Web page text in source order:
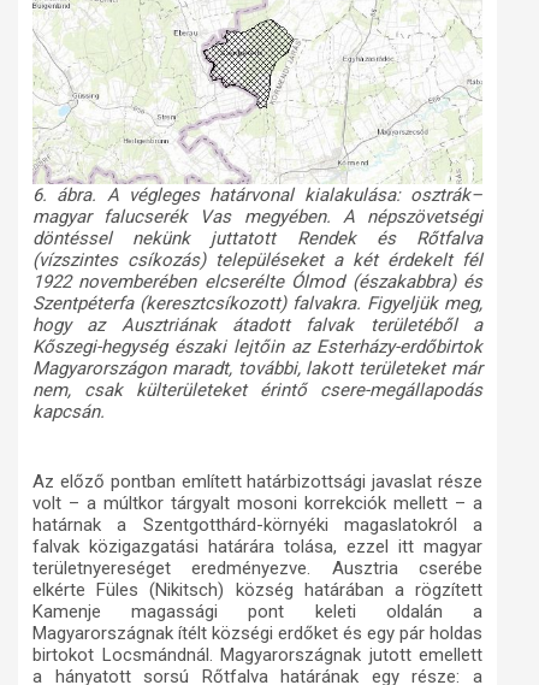
6. ábra. A végleges határvonal kialakulása: osztrák–
magyar falucserék Vas megyében. A népszövetségi
döntéssel nekünk juttatott Rendek és Rőtfalva
(vízszintes csíkozás) településeket a két érdekelt fél
1922 novemberében elcserélte Ólmod (északabbra) és
Szentpéterfa (keresztcsíkozott) falvakra. Figyeljük meg,
hogy az Ausztriának átadott falvak területéből a
Kőszegi-hegység északi lejtőin az Esterházy-erdőbirtok
Magyarországon maradt, további, lakott területeket már
nem, csak külterületeket érintő csere-megállapodás
kapcsán.
Az előző pontban említett határbizottsági javaslat része
volt – a múltkor tárgyalt mosoni korrekciók mellett – a
határnak a Szentgotthárd-környéki magaslatokról a
falvak közigazgatási határára tolása, ezzel itt magyar
területnyereséget eredményezve. Ausztria cserébe
elkérte Füles (Nikitsch) község határában a rögzített
Kamenje magassági pont keleti oldalán a
Magyarországnak ítélt községi erdőket és egy pár holdas
birtokot Locsmándnál. Magyarországnak jutott emellett
a hányatott sorsú Rőtfalva határának egy része: a